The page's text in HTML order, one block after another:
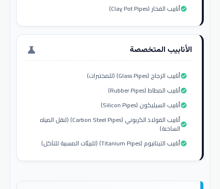
أنابيب الفخار (Clay Pot Pipes)check_circle
الأنابيب المتخصصة science
أنابيب الزجاج (Glass Pipes) (للمختبرات)check_circle
أنابيب المطاط (Rubber Pipes)check_circle
أنابيب السيليكون (Silicon Pipes)check_circle
أنابيب الفولاذ الكربوني (Carbon Steel Pipes) (لنقل المياه
الساخنة)check_circle
أنابيب التيتانيوم (Titanium Pipes) (للبيئات المسببة للتآكل)check_circle